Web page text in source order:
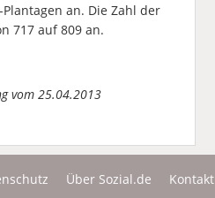
an. Die Zahl der
717 auf 809 an.
vom 25.04.2013
Über Sozial.de Kontakt